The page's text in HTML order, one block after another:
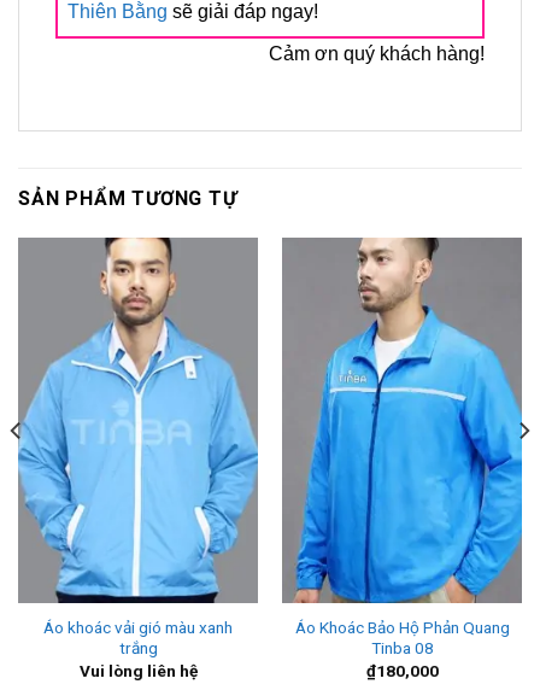
Thiên Bằng sẽ giải đáp ngay!
Cảm ơn quý khách hàng!
SẢN PHẨM TƯƠNG TỰ
Áo khoác vải gió màu xanh
trắng
Vui lòng liên hệ
Áo Khoác Bảo Hộ Phản Quang
Tinba 08
₫180,000